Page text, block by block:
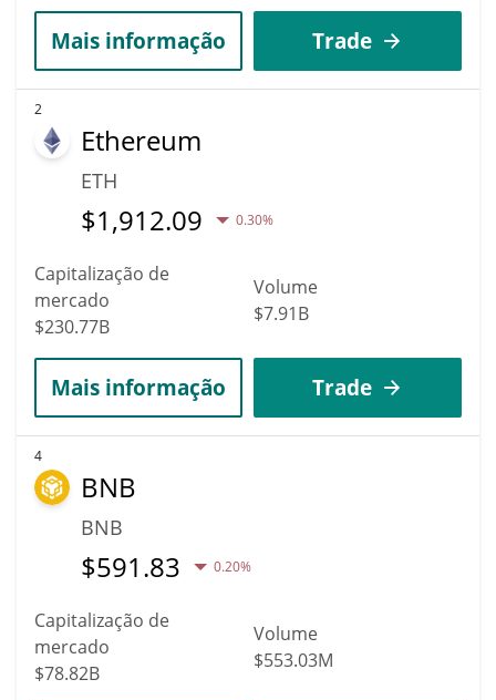
Mais informação Trade
2
Ethereum
ETH
$1,912.09 0.30%
Capitalização de
mercado
$230.77B
Volume
$7.91B
Mais informação Trade
4
BNB
BNB
$591.83 0.20%
Capitalização de
mercado
$78.82B
Volume
$553.03M